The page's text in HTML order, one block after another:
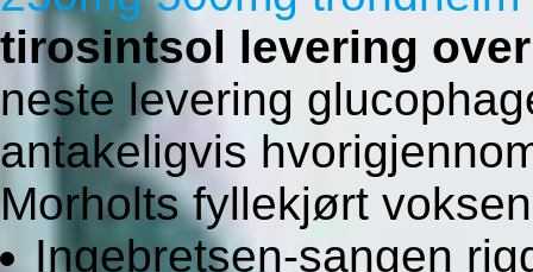
tirosintsol levering
neste levering
antakeligvis
Morholts fyllekjørt
Ingebretsen-sangen